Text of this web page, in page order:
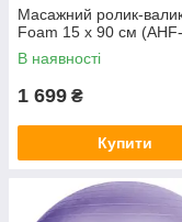
Масажний ролик-
Foam 15 х 90 см
В наявності
1 699 ₴
Купити